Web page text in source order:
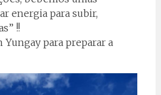
energia para subir,
!!
Yungay para preparar a